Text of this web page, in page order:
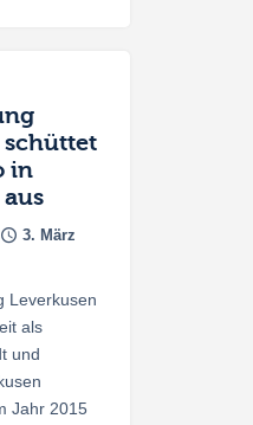
schüttet
in
3. März
Leverkusen
als
und
Jahr 2015